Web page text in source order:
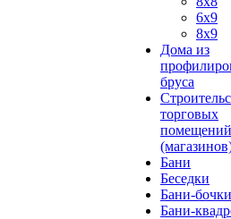
6х9
8х9
Дома из
бруса
торговых
помещений
Бани
Беседки
Бани-бочки
Бани-